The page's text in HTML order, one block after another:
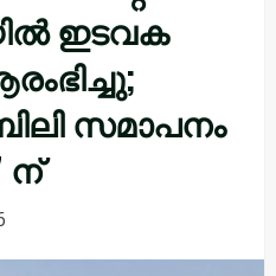
ഇടവക
സമാപനം
ന്